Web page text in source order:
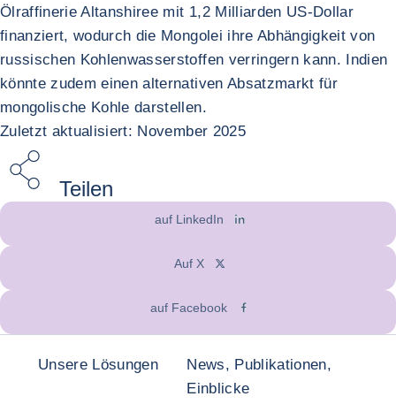
Ölraffinerie Altanshiree mit 1,2 Milliarden US-Dollar
finanziert, wodurch die Mongolei ihre Abhängigkeit von
russischen Kohlenwasserstoffen verringern kann. Indien
könnte zudem einen alternativen Absatzmarkt für
mongolische Kohle darstellen.
Zuletzt aktualisiert: November 2025
Teilen
auf LinkedIn
Auf X
auf Facebook
Unsere Lösungen
News, Publikationen,
Einblicke